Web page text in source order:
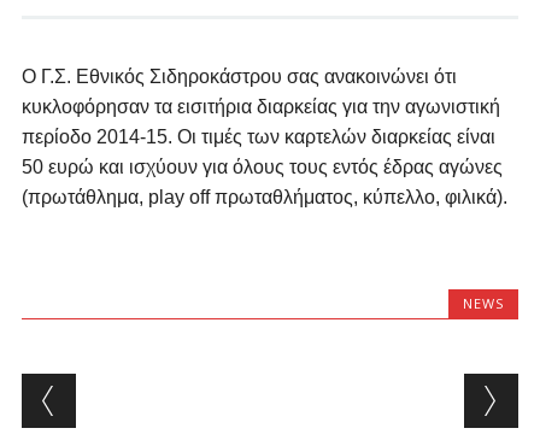
Ο Γ.Σ. Εθνικός Σιδηροκάστρου σας ανακοινώνει ότι
κυκλοφόρησαν τα εισιτήρια διαρκείας για την αγωνιστική
περίοδο 2014-15. Οι τιμές των καρτελών διαρκείας είναι
50 ευρώ και ισχύουν για όλους τους εντός έδρας αγώνες
(πρωτάθλημα, play off πρωταθλήματος, κύπελλο, φιλικά).
NEWS
Post navigation